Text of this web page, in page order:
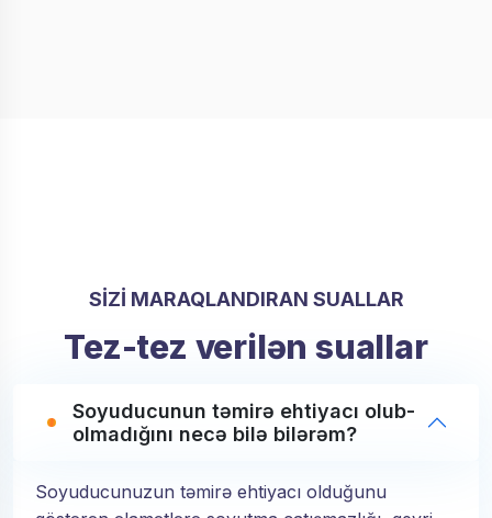
SİZİ MARAQLANDIRAN SUALLAR
Tez-tez verilən suallar
Soyuducunun təmirə ehtiyacı olub-
olmadığını necə bilə bilərəm?
Soyuducunuzun təmirə ehtiyacı olduğunu